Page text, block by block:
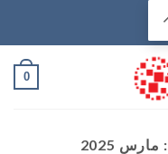
0
مارس 2025